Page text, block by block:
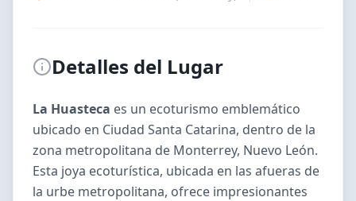
Detalles del Lugar
La Huasteca es un ecoturismo emblemático
ubicado en Ciudad Santa Catarina, dentro de la
zona metropolitana de Monterrey, Nuevo León.
Esta joya ecoturística, ubicada en las afueras de
la urbe metropolitana, ofrece impresionantes